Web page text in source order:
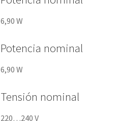
6,90 W
Potencia nominal
6,90 W
Tensión nominal
220…240 V